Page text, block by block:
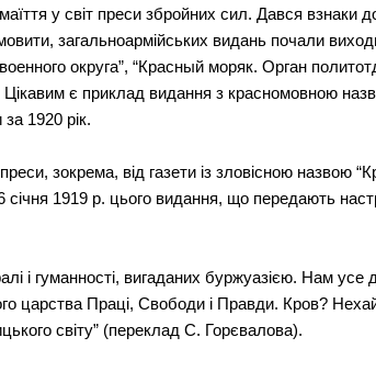
у світ преси збройних сил. Дався взнаки
загальноармійських видань почали
округа”, “Красный моряк. Орган
є приклад видання з красномовною
1920 рік.
преси, зокрема, від газети із зловісною
1919 р. цього видання, що передають
і гуманності, вигаданих буржуазією. Нам
царства Праці, Свободи і Правди. Кров?
світу” (переклад С. Горєвалова).